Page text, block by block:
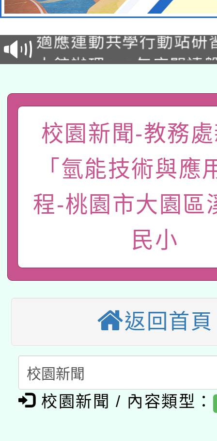
本校115學年度第2次
招甄選結果公告(無人
招)
適應運動共學行動站研
本館辦理115年度閱讀
礎課程
A3數位素養講師名單
「數位內容與教學軟
pilot」
有關大陸委員會函釋公
薪期間赴陸應申請許可
轉知經濟部水利署委託
業技術研究院辦理「
用水績優單位及節水達
115年8月22日(星期六
桃園市孔廟祈福系列
2026年桃園地景藝術
本校115學年度第2次
招甄選結果公告(無人
適應運動共學行動站研
本館辦理115年度閱讀
暨閱讀推動專業研習
科技賦能─人工智慧
礎課程
A3數位素養講師名單
「數位內容與教學軟體
pilot」
有關大陸委員會函釋公
校園新聞-教務
「氫能技術與應
程-桃園市大園區
民小
返回首頁
校園新聞 / 內容類型：